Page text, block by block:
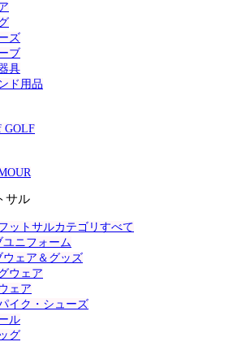
ズ
ブ
具
ド用品
GOLF
サル
ットサルカテゴリすべて
ユニフォーム
ウェア＆グッズ
ウェア
ェア
イク・シューズ
ル
グ